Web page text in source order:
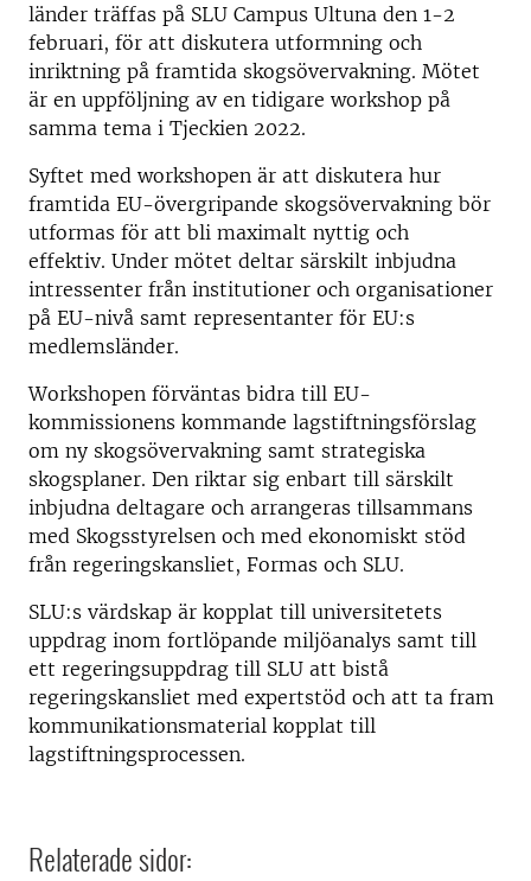
länder träffas på SLU Campus Ultuna den 1-2
februari, för att diskutera utformning och
inriktning på framtida skogsövervakning. Mötet
är en uppföljning av en tidigare workshop på
samma tema i Tjeckien 2022.
Syftet med workshopen är att diskutera hur
framtida EU-övergripande skogsövervakning bör
utformas för att bli maximalt nyttig och
effektiv. Under mötet deltar särskilt inbjudna
intressenter från institutioner och organisationer
på EU-nivå samt representanter för EU:s
medlemsländer.
Workshopen förväntas bidra till EU-
kommissionens kommande lagstiftningsförslag
om ny skogsövervakning samt strategiska
skogsplaner. Den riktar sig enbart till särskilt
inbjudna deltagare och arrangeras tillsammans
med Skogsstyrelsen och med ekonomiskt stöd
från regeringskansliet, Formas och SLU.
SLU:s värdskap är kopplat till universitetets
uppdrag inom fortlöpande miljöanalys samt till
ett regeringsuppdrag till SLU att bistå
regeringskansliet med expertstöd och att ta fram
kommunikationsmaterial kopplat till
lagstiftningsprocessen.
Relaterade sidor: